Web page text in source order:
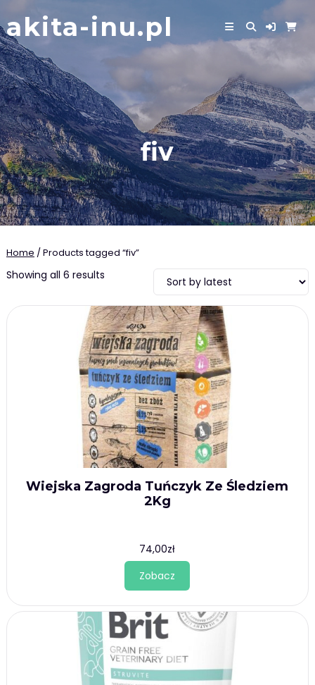
to
content
akita-inu.pl
fiv
Home / Products tagged “fiv”
Showing all 6 results
Wiejska Zagroda Tuńczyk Ze Śledziem
2Kg
74,00zł
Zobacz